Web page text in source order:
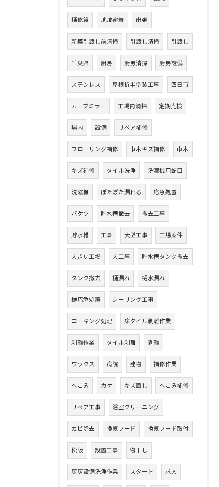
樋修繕 地域密着 出張
新築引渡し前清掃 引渡し清掃 引渡し
千葉県 厨房 厨房清掃 厨房設備
ステンレス 屋根折半塗装工事 四日市
カーブミラー 工場内清掃 定期点検
場内 設備 リペア補修
フローリング補修 巾木キズ補修 巾木
キズ補修 タイル洗浄 洗濯機用蛇口
洗濯機 ぽたぽた漏れる 応急処置
バケツ 貯水槽撤去 撤去工事
貯水槽 工事 大型工事 工場案件
大きい工場 大工事 貯水槽タンク撤去
タンク撤去 樋漏れ 樋水漏れ
樋応急処置 シーリング工事
コーキング処理 床タイル剥離作業
剥離作業 タイル剥離 剥離
ワックス 病院 建物 補修作業
へこみ カケ キズ直し へこみ補修
リペア工事 浴室クリーニング
カビ除去 換気フード 換気フード取付
松阪 設置工事 物干し
厨房設備洗浄作業 スタート 求人